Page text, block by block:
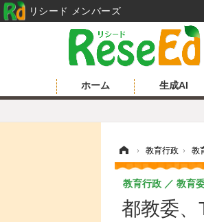
ホーム 生成AI
› 教育行政 › 教
都教委
教育行政 教育
リシード メンバーズ